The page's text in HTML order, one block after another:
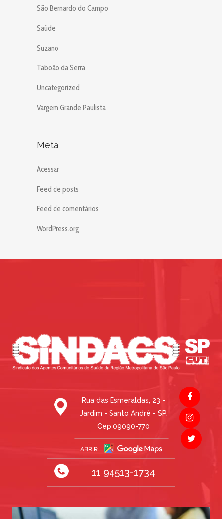
São Bernardo do Campo
Saúde
Suzano
Taboão da Serra
Uncategorized
Vargem Grande Paulista
Meta
Acessar
Feed de posts
Feed de comentários
WordPress.org
Rua das Esmeraldas, 23 -
Jardim - Santo André - SP,
Cep 09090-770
11 94513-1734